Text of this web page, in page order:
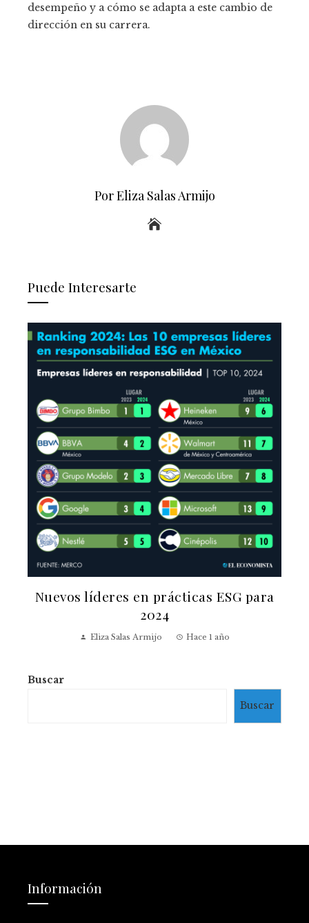
desempeño y a cómo se adapta a este cambio de
dirección en su carrera.
Por Eliza Salas Armijo
Puede Interesarte
Nuevos líderes en prácticas ESG para
2024
Eliza Salas Armijo Hace 1 año
Buscar
Buscar
Información